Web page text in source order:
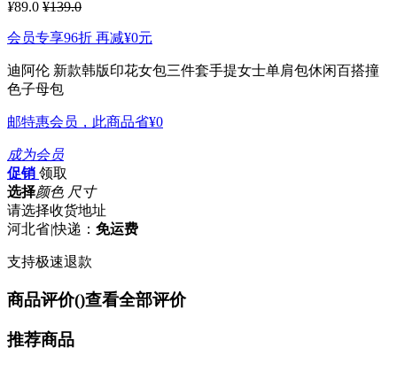
¥89.0 ¥139.0
会员专享96折 再减¥0元
迪阿伦 新款韩版印花女包三件套手提女士单肩包休闲百搭撞
色子母包
邮特惠会员，此商品省¥0
成为会员
促销 领取
选择颜色 尺寸
请选择收货地址
河北省|快递： 免运费
支持极速退款
商品评价()查看全部评价
推荐商品